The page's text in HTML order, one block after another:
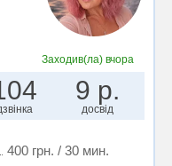
Заходив(ла) вчора
9 р.
досвід
400 грн. / 30 мин.